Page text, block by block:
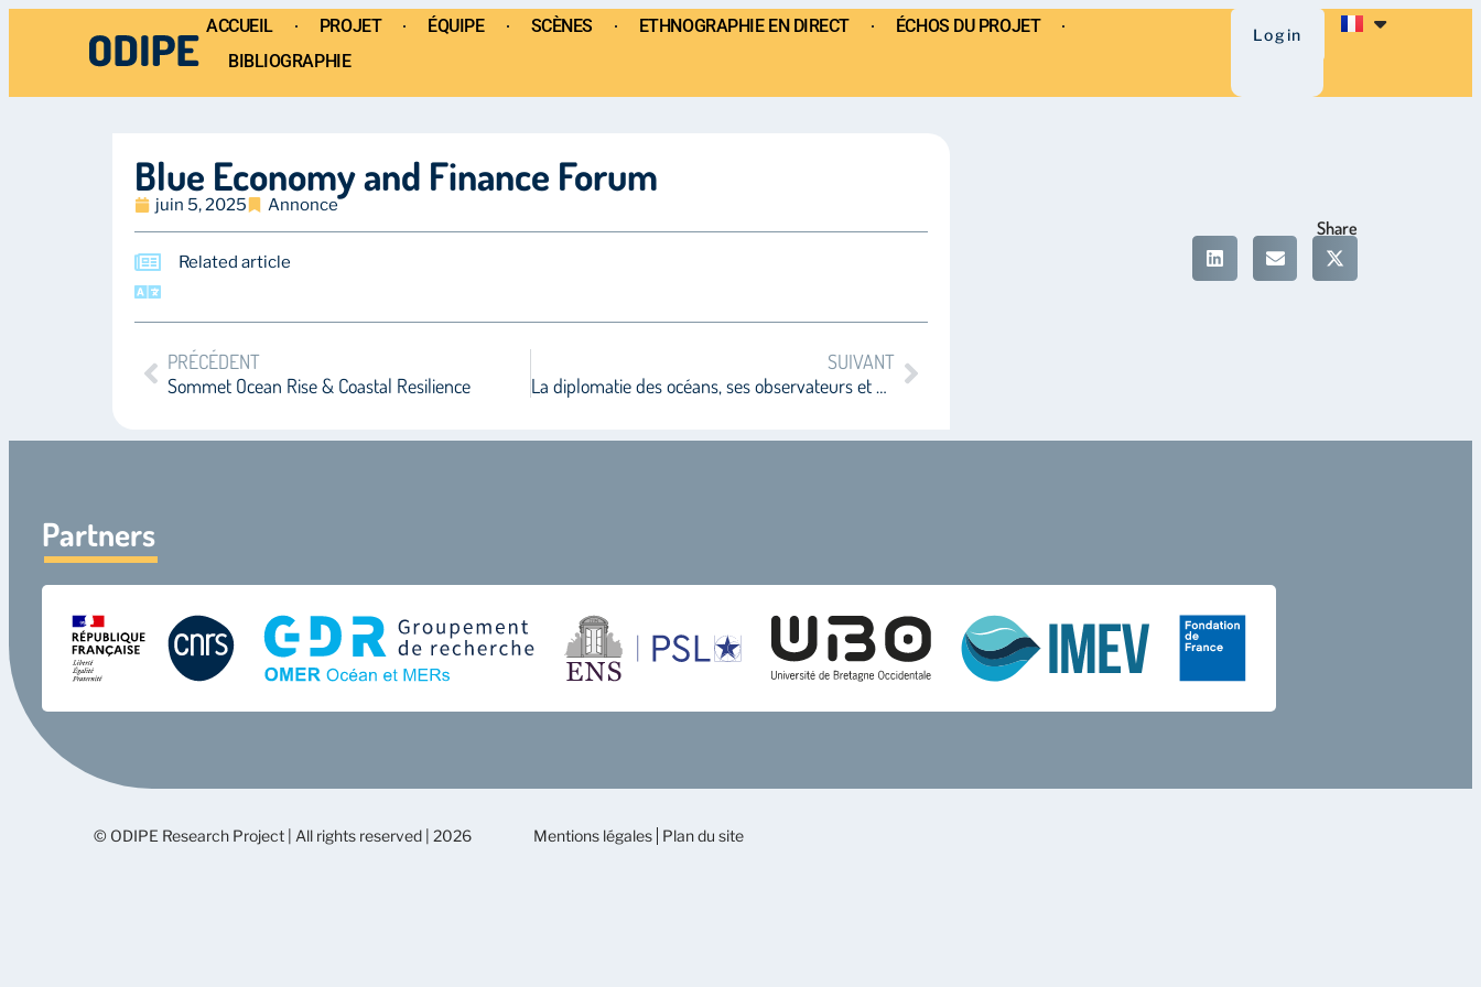
ACCUEIL PROJET ÉQUIPE SCÈNES ETHNOGRAPHIE EN DIRECT
ÉCHOS DU PROJET
BIBLIOGRAPHIE
Login
Blue Economy and Finance Forum
juin 5, 2025 Annonce
Related article
PRÉCÉDENT
Sommet Ocean Rise & Coastal Resilience
SUIVANT
La diplomatie des océans, ses observateurs et ses détracteurs
Share
Partners
© ODIPE Research Project | All rights reserved | 2026 Mentions légales Plan du site